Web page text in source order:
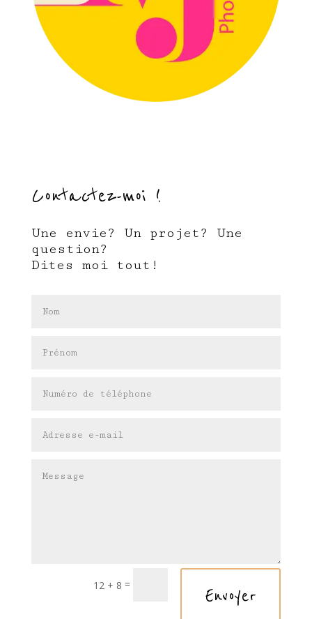
Contactez-moi !
Une envie? Un projet? Une
question?
Dites moi tout!
12 + 8 =
Envoyer